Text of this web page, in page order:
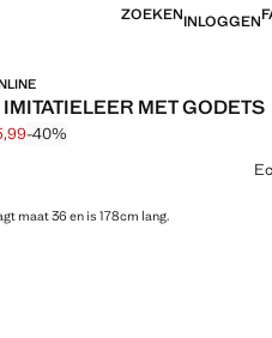
ZOEKENINLOGGEN
MET GODETS
prijs doorgehaald [€ 59,99 ]
35,99 ]
-40%
maat 36 en is 178cm lang.